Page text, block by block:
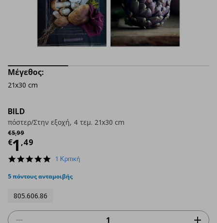
BILD
πόστερ/Στην εξοχή, 4 τεμ. 21x30 cm
€5,99
Αρχική τιμή
€1 ,49
Τρέχουσα τιμή
5.0
rating
1 Κριτική
5 πόντους ανταμοιβής
805.606.86
Μέγεθος:
21x30 cm